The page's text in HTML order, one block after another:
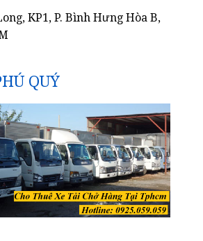
KP1, P. Bình Hưng Hòa B,
QUÝ